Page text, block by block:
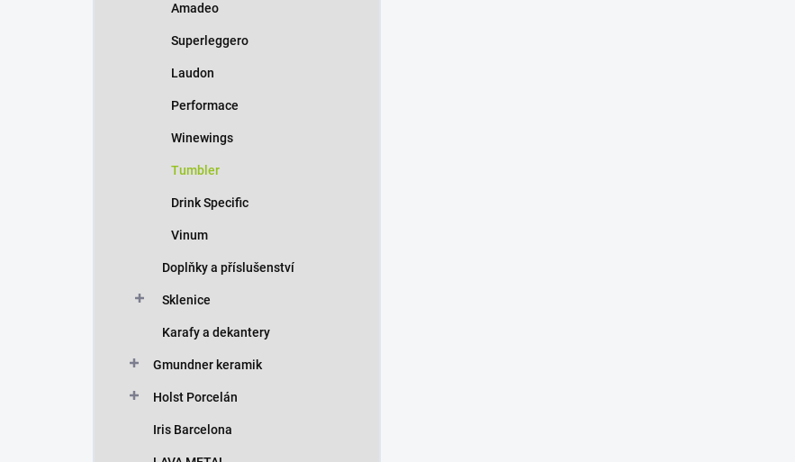
Amadeo
Superleggero
Laudon
Performace
Winewings
Tumbler
Drink Specific
Vinum
Doplňky a příslušenství
Sklenice
Karafy a dekantery
Gmundner keramik
Holst Porcelán
Iris Barcelona